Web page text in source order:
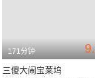
171分钟
三傻大闹宝莱坞